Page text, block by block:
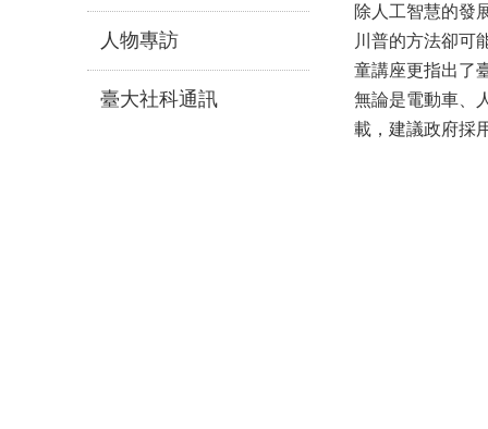
人物專訪
臺大社科通訊
除人工智慧的發
川普的方法卻可
童講座更指出了
無論是電動車、
載，建議政府採